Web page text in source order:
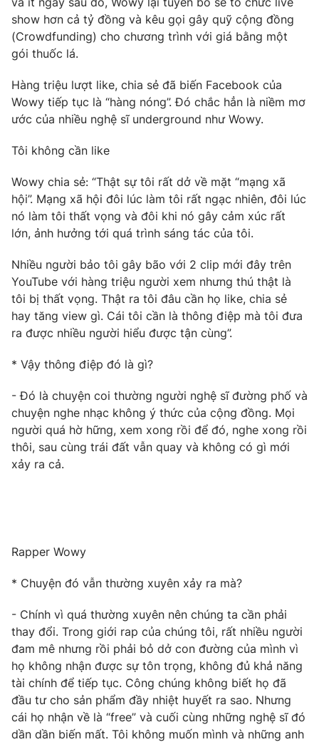
Thị trường
Góc doanh nghiệp
Truyền hình
Phim VTV
Hậu trường
Nhân vật
Khán giả
Giải sao mai
Điện ảnh
Đời sống
Du lịch
Làm đẹp
Chất lượng cuộc sống
Giáo dục
Tuyển sinh
Học trực tuyến
Công nghệ
Hitech Công nghệ tương lai
Sản phẩm
Thị trường
Tư vấn
Giao lưu trực tuyến
Lịch phát sóng
Chuyên mục khác
Emagazine
Photo Infographic
Video Shorts video
VTV4 Vươn mình bằng AI
VTV9 VTV8
Liên hệ tòa soạn English
show hơn cả tỷ đồng và kêu gọi gây quỹ cộng đồng
(Crowdfunding) cho chương trình với giá bằng một
gói thuốc lá.
Hàng triệu lượt like, chia sẻ đã biến Facebook của
Wowy tiếp tục là “hàng nóng”. Đó chắc hẳn là niềm mơ
ước của nhiều nghệ sĩ underground như Wowy.
Tôi không cần like
Wowy chia sẻ: “Thật sự tôi rất dở về mặt “mạng xã
hội”. Mạng xã hội đôi lúc làm tôi rất ngạc nhiên, đôi lúc
nó làm tôi thất vọng và đôi khi nó gây cảm xúc rất
lớn, ảnh hưởng tới quá trình sáng tác của tôi.
Nhiều người bảo tôi gây bão với 2 clip mới đây trên
YouTube với hàng triệu người xem nhưng thú thật là
tôi bị thất vọng. Thật ra tôi đâu cần họ like, chia sẻ
hay tăng view gì. Cái tôi cần là thông điệp mà tôi đưa
ra được nhiều người hiểu được tận cùng”.
* Vậy thông điệp đó là gì?
- Đó là chuyện coi thường người nghệ sĩ đường phố và
chuyện nghe nhạc không ý thức của cộng đồng. Mọi
người quá hờ hững, xem xong rồi để đó, nghe xong rồi
thôi, sau cùng trái đất vẫn quay và không có gì mới
xảy ra cả.
Rapper Wowy
* Chuyện đó vẫn thường xuyên xảy ra mà?
- Chính vì quá thường xuyên nên chúng ta cần phải
thay đổi. Trong giới rap của chúng tôi, rất nhiều người
đam mê nhưng rồi phải bỏ dở con đường của mình vì
họ không nhận được sự tôn trọng, không đủ khả năng
tài chính để tiếp tục. Công chúng không biết họ đã
đầu tư cho sản phẩm đầy nhiệt huyết ra sao. Nhưng
cái họ nhận về là “free” và cuối cùng những nghệ sĩ đó
dần dần biến mất. Tôi không muốn mình và những anh